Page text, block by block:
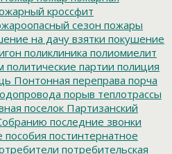
кроссфит
сезон пожары
на дачу взятки покушение
поликлиника полиомиелит
политические партии полиция
Понтонная переправа порча
порыв теплотрассы
поселок Партизанский
последние звонки
пособия постинтернатное
потребительская